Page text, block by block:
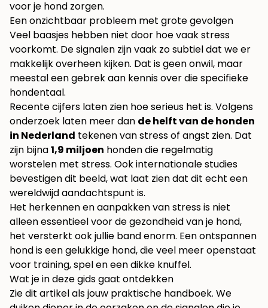
voor je hond zorgen.
Een onzichtbaar probleem met grote gevolgen
Veel baasjes hebben niet door hoe vaak stress
voorkomt. De signalen zijn vaak zo subtiel dat we er
makkelijk overheen kijken. Dat is geen onwil, maar
meestal een gebrek aan kennis over die specifieke
hondentaal.
Recente cijfers laten zien hoe serieus het is. Volgens
onderzoek laten meer dan de helft van de honden
in Nederland tekenen van stress of angst zien. Dat
zijn bijna1,9 miljoen honden die regelmatig
worstelen met stress. Ook internationale studies
bevestigen dit beeld, wat laat zien dat dit echt een
wereldwijd aandachtspunt is.
Het herkennen en aanpakken van stress is niet
alleen essentieel voor de gezondheid van je hond,
het versterkt ook jullie band enorm. Een ontspannen
hond is een gelukkige hond, die veel meer openstaat
voor training, spel en een dikke knuffel.
Wat je in deze gids gaat ontdekken
Zie dit artikel als jouw praktische handboek. We